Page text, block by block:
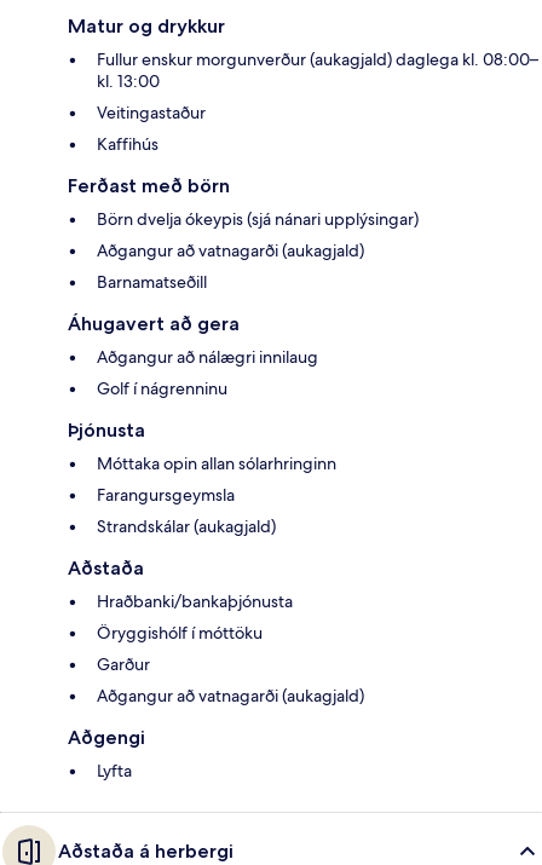
Matur og drykkur
Fullur enskur morgunverður (aukagjald) daglega kl. 08:00–
kl. 13:00
Veitingastaður
Kaffihús
Ferðast með börn
Börn dvelja ókeypis (sjá nánari upplýsingar)
Aðgangur að vatnagarði (aukagjald)
Barnamatseðill
Áhugavert að gera
Aðgangur að nálægri innilaug
Golf í nágrenninu
Þjónusta
Móttaka opin allan sólarhringinn
Farangursgeymsla
Strandskálar (aukagjald)
Aðstaða
Hraðbanki/bankaþjónusta
Öryggishólf í móttöku
Garður
Aðgangur að vatnagarði (aukagjald)
Aðgengi
Lyfta
Aðstaða á herbergi